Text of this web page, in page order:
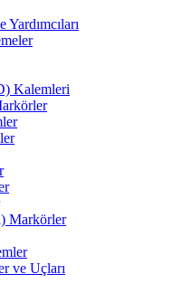
Kalemleri
Markörler
ve Uçları